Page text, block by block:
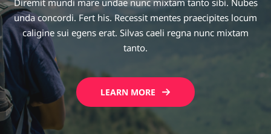
Diremit mundi mare undae nunc mixtam tanto sibi. Nubes
unda concordi. Fert his. Recessit mentes praecipites locum
caligine sui egens erat. Silvas caeli regna nunc mixtam
tanto.
LEARN MORE